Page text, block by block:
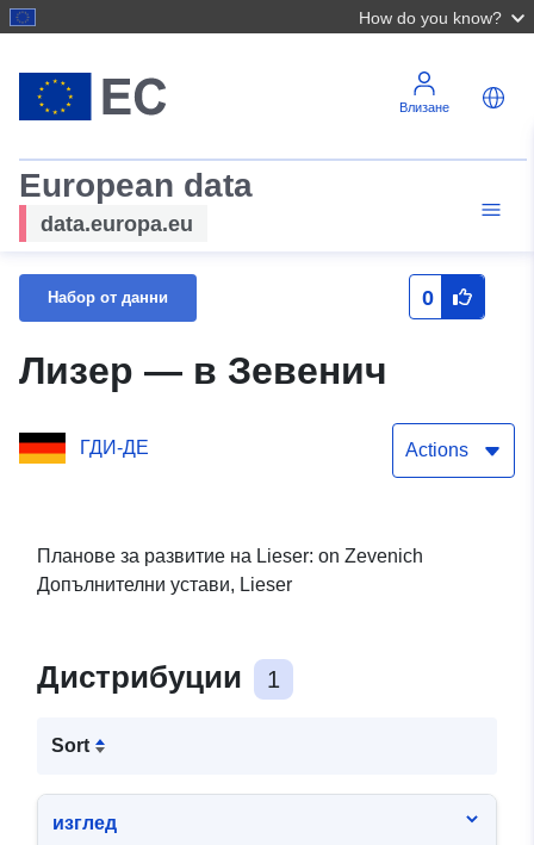
How do you know?
Влизане
European data
data.europa.eu
Набор от данни 0
Лизер — в Зевенич
ГДИ-ДЕ Actions
Планове за развитие на Lieser: on Zevenich
Допълнителни устави, Lieser
Дистрибуции 1
Sort
изглед